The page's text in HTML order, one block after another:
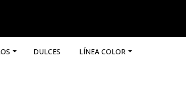
DULCES LÍNEA COLOR